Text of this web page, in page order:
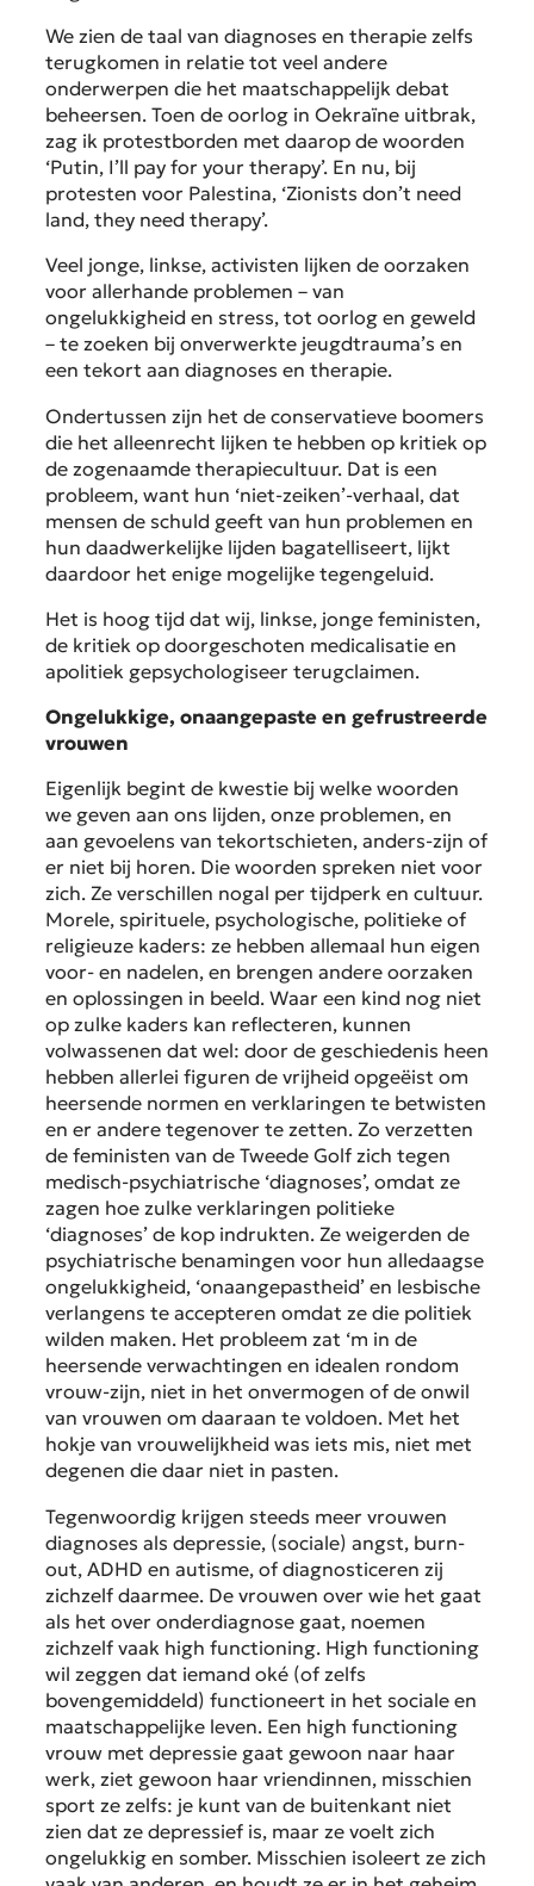
We zien de taal van diagnoses en therapie zelfs
terugkomen in relatie tot veel andere
onderwerpen die het maatschappelijk debat
beheersen. Toen de oorlog in Oekraïne uitbrak,
zag ik protestborden met daarop de woorden
‘Putin, I’ll pay for your therapy’. En nu, bij
protesten voor Palestina, ‘Zionists don’t need
land, they need therapy’.
Veel jonge, linkse, activisten lijken de oorzaken
voor allerhande problemen – van
ongelukkigheid en stress, tot oorlog en geweld
– te zoeken bij onverwerkte jeugdtrauma’s en
een tekort aan diagnoses en therapie.
Ondertussen zijn het de conservatieve boomers
die het alleenrecht lijken te hebben op kritiek op
de zogenaamde therapiecultuur. Dat is een
probleem, want hun ‘niet-zeiken’-verhaal, dat
mensen de schuld geeft van hun problemen en
hun daadwerkelijke lijden bagatelliseert, lijkt
daardoor het enige mogelijke tegengeluid.
Het is hoog tijd dat wij, linkse, jonge feministen,
de kritiek op doorgeschoten medicalisatie en
apolitiek gepsychologiseer terugclaimen.
Ongelukkige, onaangepaste en gefrustreerde
vrouwen
Eigenlijk begint de kwestie bij welke woorden
we geven aan ons lijden, onze problemen, en
aan gevoelens van tekortschieten, anders-zijn of
er niet bij horen. Die woorden spreken niet voor
zich. Ze verschillen nogal per tijdperk en cultuur.
Morele, spirituele, psychologische, politieke of
religieuze kaders: ze hebben allemaal hun eigen
voor- en nadelen, en brengen andere oorzaken
en oplossingen in beeld. Waar een kind nog niet
op zulke kaders kan reflecteren, kunnen
volwassenen dat wel: door de geschiedenis heen
hebben allerlei figuren de vrijheid opgeëist om
heersende normen en verklaringen te betwisten
en er andere tegenover te zetten. Zo verzetten
de feministen van de Tweede Golf zich tegen
medisch-psychiatrische ‘diagnoses’, omdat ze
zagen hoe zulke verklaringen politieke
‘diagnoses’ de kop indrukten. Ze weigerden de
psychiatrische benamingen voor hun alledaagse
ongelukkigheid, ‘onaangepastheid’ en lesbische
verlangens te accepteren omdat ze die politiek
wilden maken. Het probleem zat ‘m in de
heersende verwachtingen en idealen rondom
vrouw-zijn, niet in het onvermogen of de onwil
van vrouwen om daaraan te voldoen. Met het
hokje van vrouwelijkheid was iets mis, niet met
degenen die daar niet in pasten.
Tegenwoordig krijgen steeds meer vrouwen
diagnoses als depressie, (sociale) angst, burn-
out, ADHD en autisme, of diagnosticeren zij
zichzelf daarmee. De vrouwen over wie het gaat
als het over onderdiagnose gaat, noemen
zichzelf vaak high functioning. High functioning
wil zeggen dat iemand oké (of zelfs
bovengemiddeld) functioneert in het sociale en
maatschappelijke leven. Een high functioning
vrouw met depressie gaat gewoon naar haar
werk, ziet gewoon haar vriendinnen, misschien
sport ze zelfs: je kunt van de buitenkant niet
zien dat ze depressief is, maar ze voelt zich
ongelukkig en somber. Misschien isoleert ze zich